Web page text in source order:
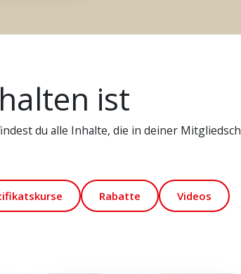
ist
du alle Inhalte, die in deiner
Rabatte Videos